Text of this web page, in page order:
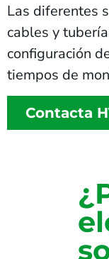
Las diferentes
cables y
configuración
tiempos de
Contacta